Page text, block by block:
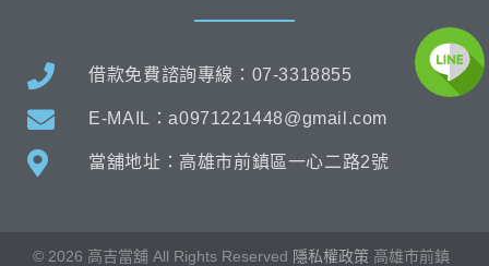
借款免費諮詢專線：07-3318855
E-MAIL：a0971221448@gmail.com
當舖地址：高雄市前鎮區一心二路2號
© 2026 高吉當舖 All Rights Reserved 隱私權政策 高雄市前鎮